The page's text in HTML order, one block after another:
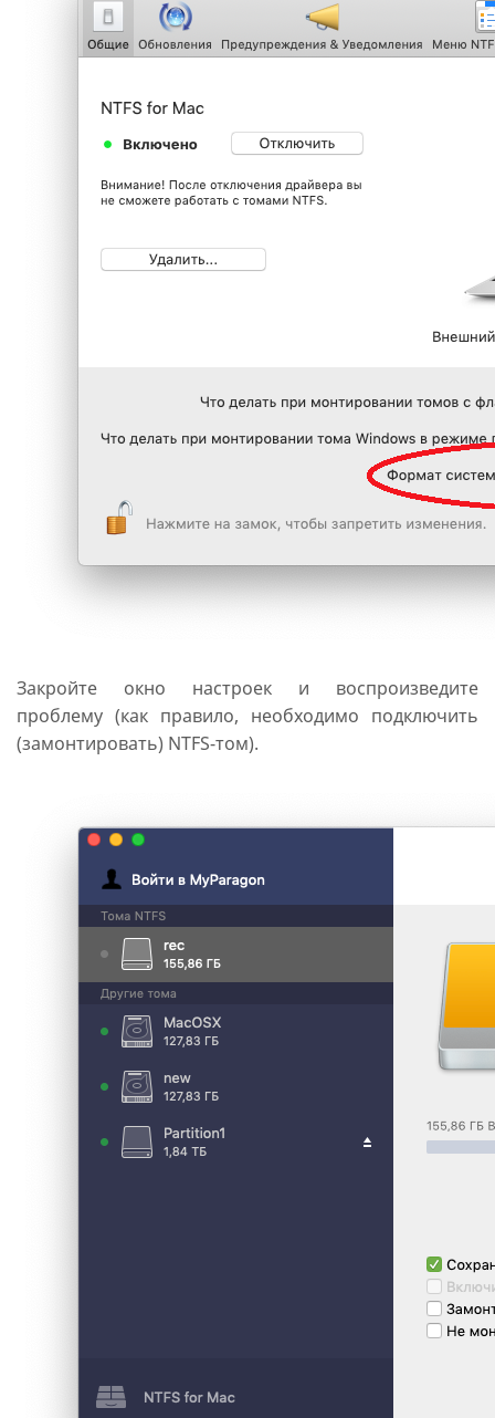
Закройте окно настроек и воспроизведите
проблему (как правило, необходимо подключить
(замонтировать) NTFS-том).